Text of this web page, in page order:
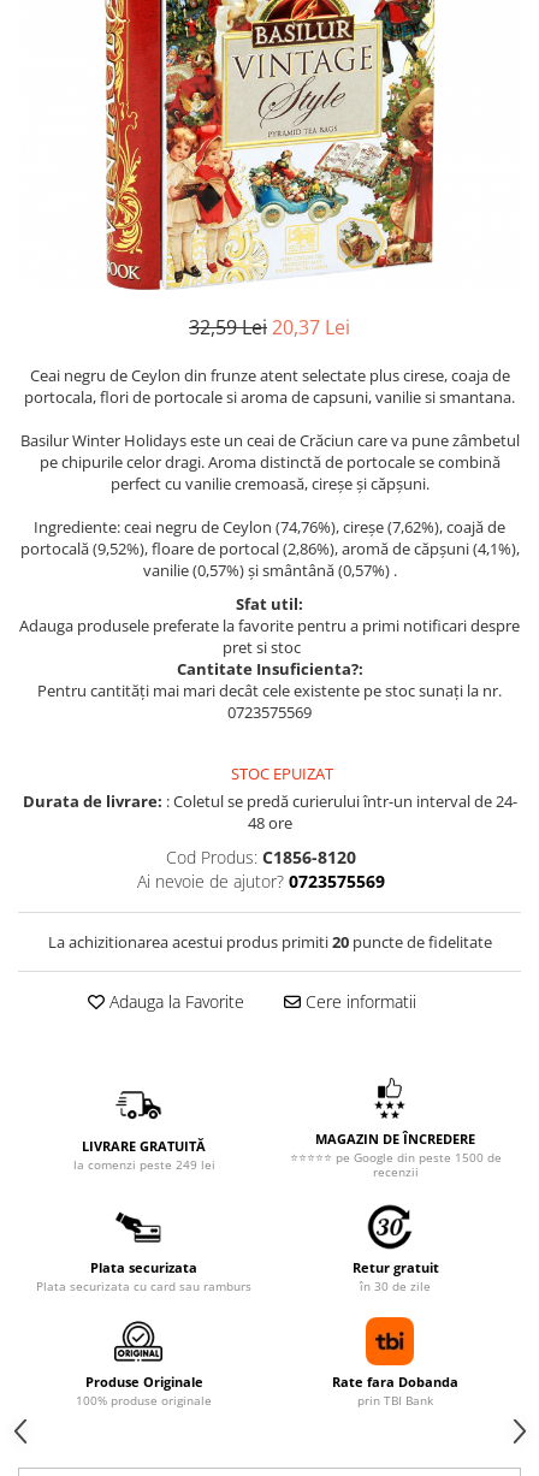
32,59 Lei20,37 Lei
Ceai negru de Ceylon din frunze atent selectate plus cirese, coaja de
portocala, flori de portocale si aroma de capsuni, vanilie si smantana.
Basilur Winter Holidays este un ceai de Crăciun care va pune zâmbetul
pe chipurile celor dragi. Aroma distinctă de portocale se combină
perfect cu vanilie cremoasă, cireșe și căpșuni.
Ingrediente: ceai negru de Ceylon (74,76%), cireșe (7,62%), coajă de
portocală (9,52%), floare de portocal (2,86%), aromă de căpșuni (4,1%),
vanilie (0,57%) și smântână (0,57%) .
Sfat util:
Adauga produsele preferate la favorite pentru a primi notificari despre
pret si stoc
Cantitate Insuficienta?:
Pentru cantități mai mari decât cele existente pe stoc sunați la nr.
0723575569
STOC EPUIZAT
Durata de livrare: : Coletul se predă curierului într-un interval de 24-
48 ore
Cod Produs: C1856-8120
Ai nevoie de ajutor? 0723575569
La achizitionarea acestui produs primiti20puncte de fidelitate
Adauga la Favorite Cere informatii
LIVRARE GRATUITĂ
la comenzi peste 249 lei
MAGAZIN DE ÎNCREDERE
⭐⭐⭐⭐⭐ pe Google din peste 1500 de
recenzii
Plata securizata
Plata securizata cu card sau ramburs
Retur gratuit
în 30 de zile
Produse Originale
100% produse originale
Rate fara Dobanda
prin TBI Bank